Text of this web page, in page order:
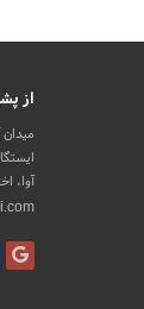
از
آوا،